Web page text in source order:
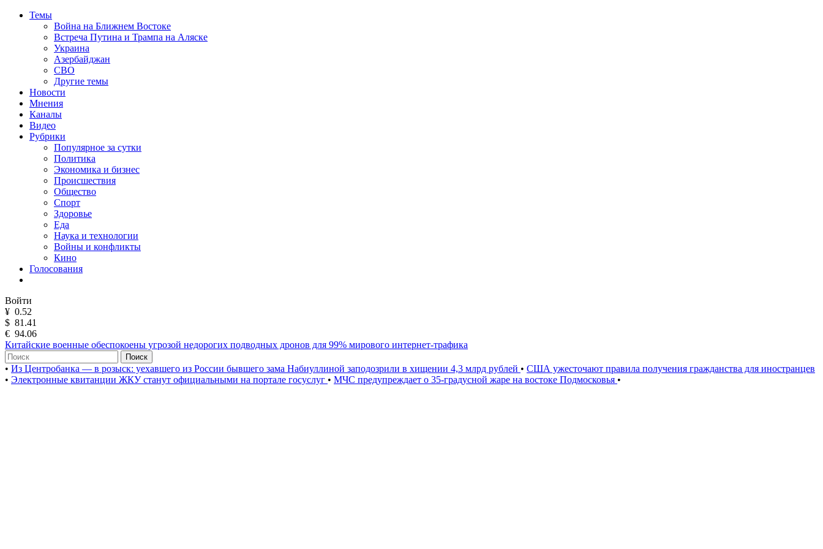
Темы
Война на Ближнем Востоке
Встреча Путина и Трампа на Аляске
Украина
Азербайджан
СВО
Другие темы
Новости
Мнения
Каналы
Видео
Рубрики
Популярное за сутки
Политика
Экономика и бизнес
Происшествия
Общество
Спорт
Здоровье
Еда
Наука и технологии
Войны и конфликты
Кино
Голосования
Войти
¥ 0.52
$ 81.41
€ 94.06
Китайские военные обеспокоены угрозой недорогих подводных дронов для 99% мирового интернет-трафика
Поиск
• Из Центробанка — в розыск: уехавшего из России бывшего зама Набиуллиной заподозрили в хищении 4,3 млрд рублей • США ужесточают правила получения гражданства для иностранцев
• Электронные квитанции ЖКУ станут официальными на портале госуслуг • МЧС предупреждает о 35-градусной жаре на востоке Подмосковья •